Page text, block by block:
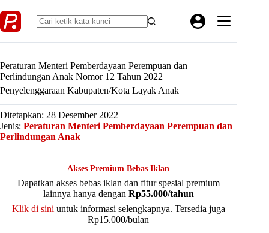
to
content
Peraturan Menteri Pemberdayaan Perempuan dan
Perlindungan Anak Nomor 12 Tahun 2022
Penyelenggaraan Kabupaten/Kota Layak Anak
Ditetapkan: 28 Desember 2022
Jenis: Peraturan Menteri Pemberdayaan Perempuan dan
Perlindungan Anak
Akses Premium Bebas Iklan
Dapatkan akses bebas iklan dan fitur spesial premium
lainnya hanya dengan Rp55.000/tahun
Klik di sini untuk informasi selengkapnya. Tersedia juga
Rp15.000/bulan